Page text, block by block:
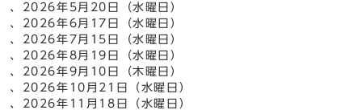
、2026年5月20日（水曜日）
、2026年6月17日（水曜日）
、2026年7月15日（水曜日）
、2026年8月19日（水曜日）
、2026年9月10日（木曜日）
、2026年10月21日（水曜日）
、2026年11月18日（水曜日）